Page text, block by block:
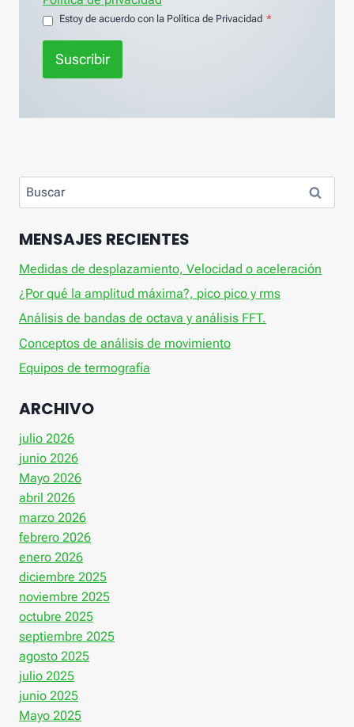
Estoy de acuerdo con la Política de Privacidad *
Suscribir
Buscar:
MENSAJES RECIENTES
Medidas de desplazamiento, Velocidad o aceleración
¿Por qué la amplitud máxima?, pico pico y rms
Análisis de bandas de octava y análisis FFT.
Conceptos de análisis de movimiento
Equipos de termografía
ARCHIVO
julio 2026
junio 2026
Mayo 2026
abril 2026
marzo 2026
febrero 2026
enero 2026
diciembre 2025
noviembre 2025
octubre 2025
septiembre 2025
agosto 2025
julio 2025
junio 2025
Mayo 2025